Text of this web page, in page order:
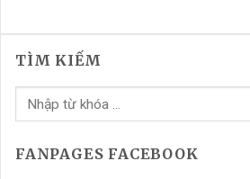
TÌM KIẾM
FANPAGES FACEBOOK